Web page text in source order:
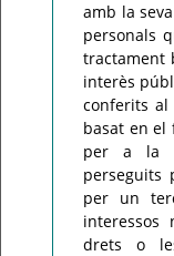
amb la
personals
tractament
interès
conferits al
basat en el
per a la
perseguits
per un
interessos
drets o